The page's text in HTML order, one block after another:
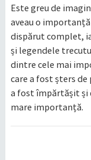
Este greu de
aveau o
dispărut complet,
și legendele
dintre cele mai
care a fost șters
a fost împărtășit și
mare importanță.